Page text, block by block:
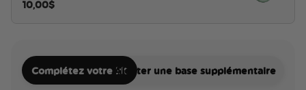
10,00$
Complétez votre kitAjouter une base supplémentaire